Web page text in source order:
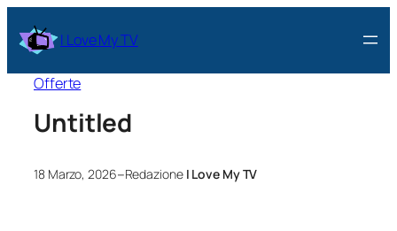
I Love My TV
Offerte
Untitled
18 Marzo, 2026–Redazione I Love My TV